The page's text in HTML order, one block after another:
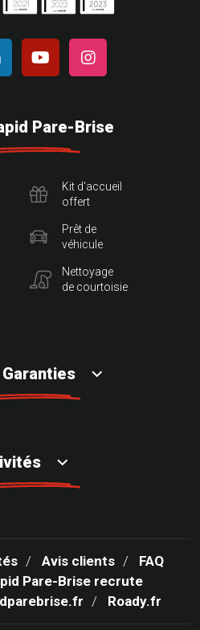
Pare-Brise
Kit d'accueil
offert
Prêt de
véhicule
Nettoyage
de courtoisie
Avis clients
FAQ
Pare-Brise recrute
Roady.fr